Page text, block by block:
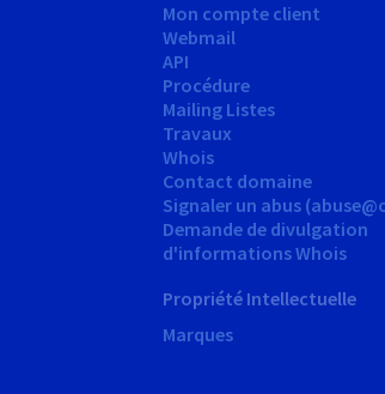
Mon compte client
Webmail
API
Procédure
Mailing Listes
Travaux
Whois
Contact domaine
Signaler un abus
Demande de divulgation
d'informations Whois
Propriété Intellectuelle
Marques